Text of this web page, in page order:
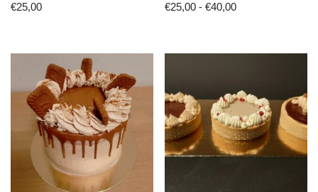
€25,00 €25,00 - €40,00